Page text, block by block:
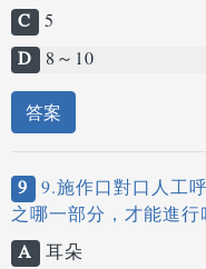
C 5
D 8～10
答案
9 9.施作口對口人工
之哪一部分，才能進行
A 耳朵